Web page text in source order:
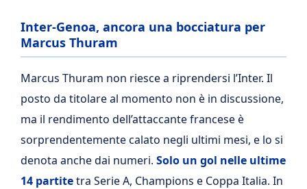
Inter-Genoa, ancora una bocciatura per
Marcus Thuram
Marcus Thuram non riesce a riprendersi l’Inter. Il
posto da titolare al momento non è in discussione,
ma il rendimento dell’attaccante francese è
sorprendentemente calato negli ultimi mesi, e lo si
denota anche dai numeri. Solo un gol nelle ultime
14 partitetra Serie A, Champions e Coppa Italia. In